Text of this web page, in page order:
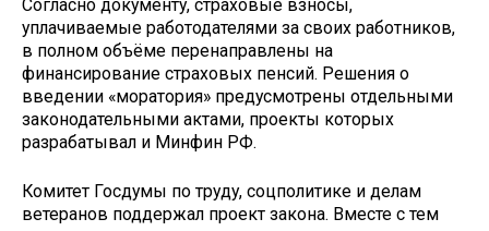
Согласно документу, страховые взносы,
уплачиваемые работодателями за своих работников,
в полном объёме перенаправлены на
финансирование страховых пенсий. Решения о
введении «моратория» предусмотрены отдельными
законодательными актами, проекты которых
разрабатывал и Минфин РФ.
Комитет Госдумы по труду, соцполитике и делам
ветеранов поддержал проект закона. Вместе с тем